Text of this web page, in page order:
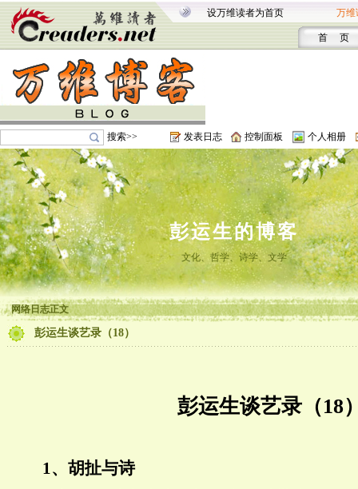
设万维读者为首页 万维
首 页
搜索>> 发表日志 控制面板 个人相册
彭运生的博客
文化、哲学、诗学、文学
网络日志正文
彭运生谈艺录（18）
彭运生谈艺录（18
1、 胡扯与诗